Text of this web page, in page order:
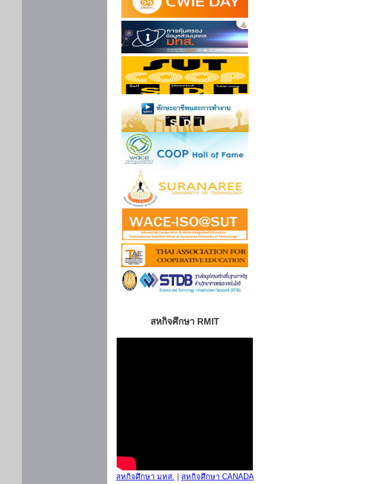
สหกิจศึกษา RMIT
สหกิจศึกษา มทส.
สหกิจศึกษา CANADA